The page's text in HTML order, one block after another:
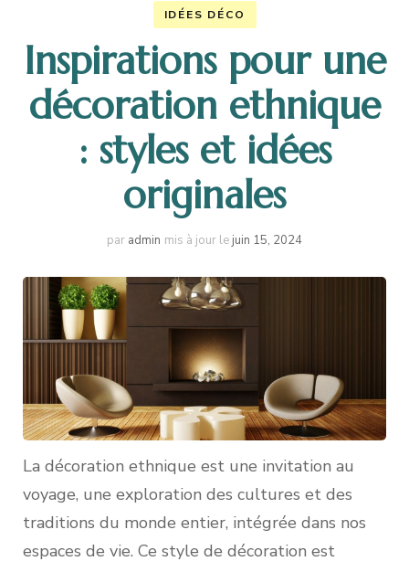
IDÉES DÉCO
Inspirations pour une
décoration ethnique
: styles et idées
originales
par admin mis à jour le juin 15, 2024
La décoration ethnique est une invitation au
voyage, une exploration des cultures et des
traditions du monde entier, intégrée dans nos
espaces de vie. Ce style de décoration est